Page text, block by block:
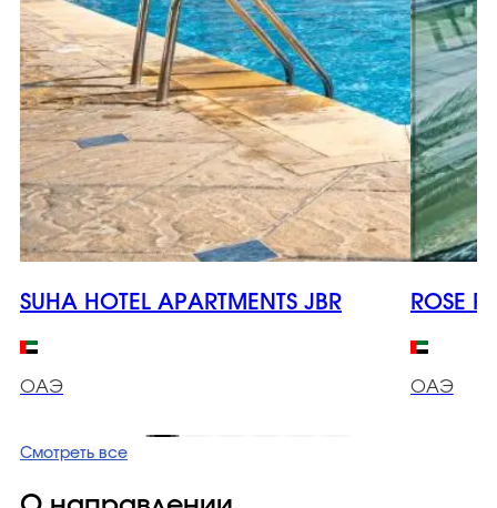
SUHA HOTEL APARTMENTS JBR
ОАЭ
ROSE
ОАЭ
Смотреть все